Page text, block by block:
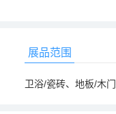
展品范围
卫浴/瓷砖、地板/木